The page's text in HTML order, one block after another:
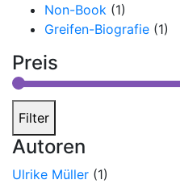
Non-Book (1)
Greifen-Biografie (1)
Preis
Filter
Autoren
Ulrike Müller (1)